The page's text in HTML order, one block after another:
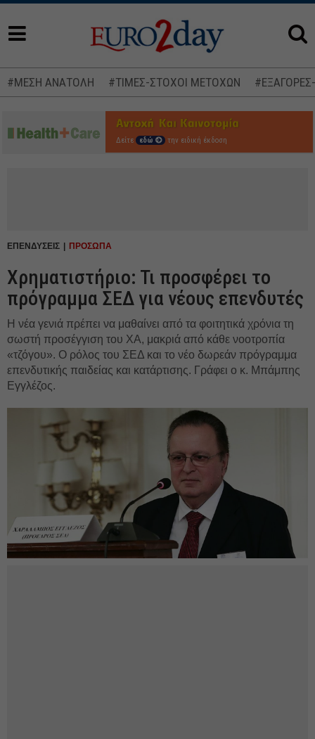
#ΜΕΣΗ ΑΝΑΤΟΛΗ #ΤΙΜΕΣ-ΣΤΟΧΟΙ ΜΕΤΟΧΩΝ
Δείτε εδώ την ειδική έκδοση
ΕΠΕΝΔΥΣΕΙΣ ΠΡΟΣΩΠΑ
Χρηματιστήριο: Τι προσφέρει το
πρόγραμμα ΣΕΔ για νέους επενδυτές
Η νέα γενιά πρέπει να μαθαίνει από τα φοιτητικά χρόνια τη
σωστή προσέγγιση του ΧΑ, μακριά από κάθε νοοτροπία
«τζόγου». Ο ρόλος του ΣΕΔ και το νέο δωρεάν πρόγραμμα
επενδυτικής παιδείας και κατάρτισης. Γράφει ο κ. Μπάμπης
Εγγλέζος.